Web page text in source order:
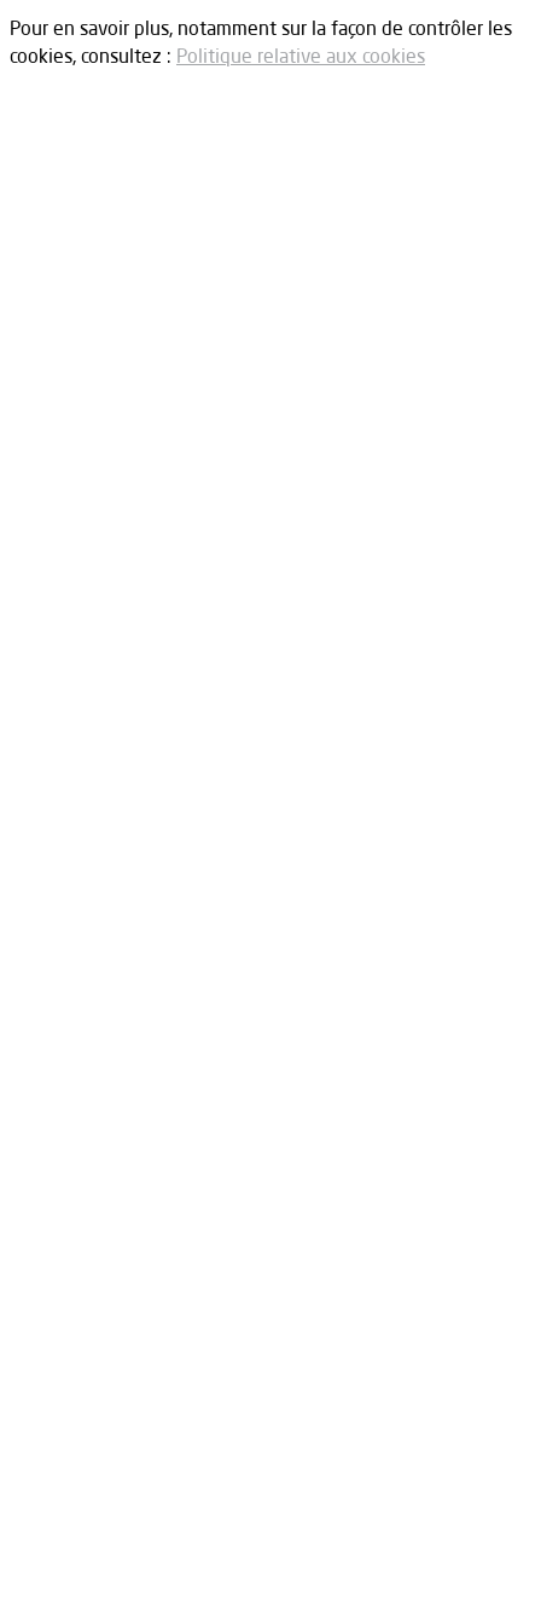
Pour en savoir plus, notamment sur la façon de contrôler les
cookies, consultez : Politique relative aux cookies